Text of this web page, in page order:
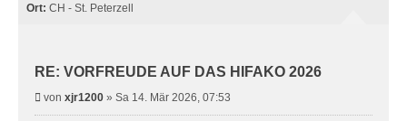
Ort: CH - St. Peterzell
RE: VORFREUDE AUF DAS HIFAKO 2026
B
e
von xjr1200 » Sa 14. Mär 2026, 07:53